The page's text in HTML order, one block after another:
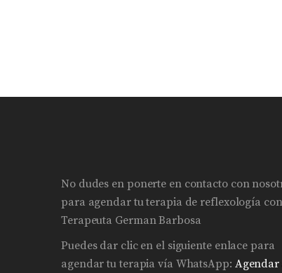
No dudes en ponerte en contacto con
para agendar tu terapia de reflexología
Terapeuta German Barbosa
Puedes dar clic en el siguiente enlace para
agendar tu terapia vía WhatsApp: